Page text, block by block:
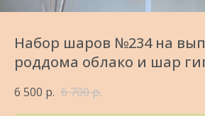
Набор шаров №234 на
роддома облако и шар
6 500 р. 6 700р.